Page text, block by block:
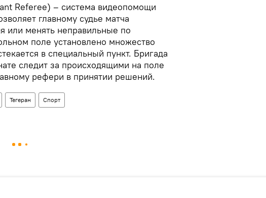
Referee) – система видеопомощи
главному судье матча
или менять неправильные по
поле установлено множество
в специальный пункт. Бригада
следит за происходящими на поле
рефери в принятии решений.
Тегеран Спорт